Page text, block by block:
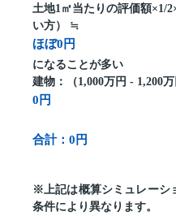
土地1㎡当たりの評価額×1/
い方） ≒
ほぼ0円
になることが多い
建物：（1,000万円 - 1,200
0円
合計：0円
※上記は概算シミュレーシ
条件により異なります。